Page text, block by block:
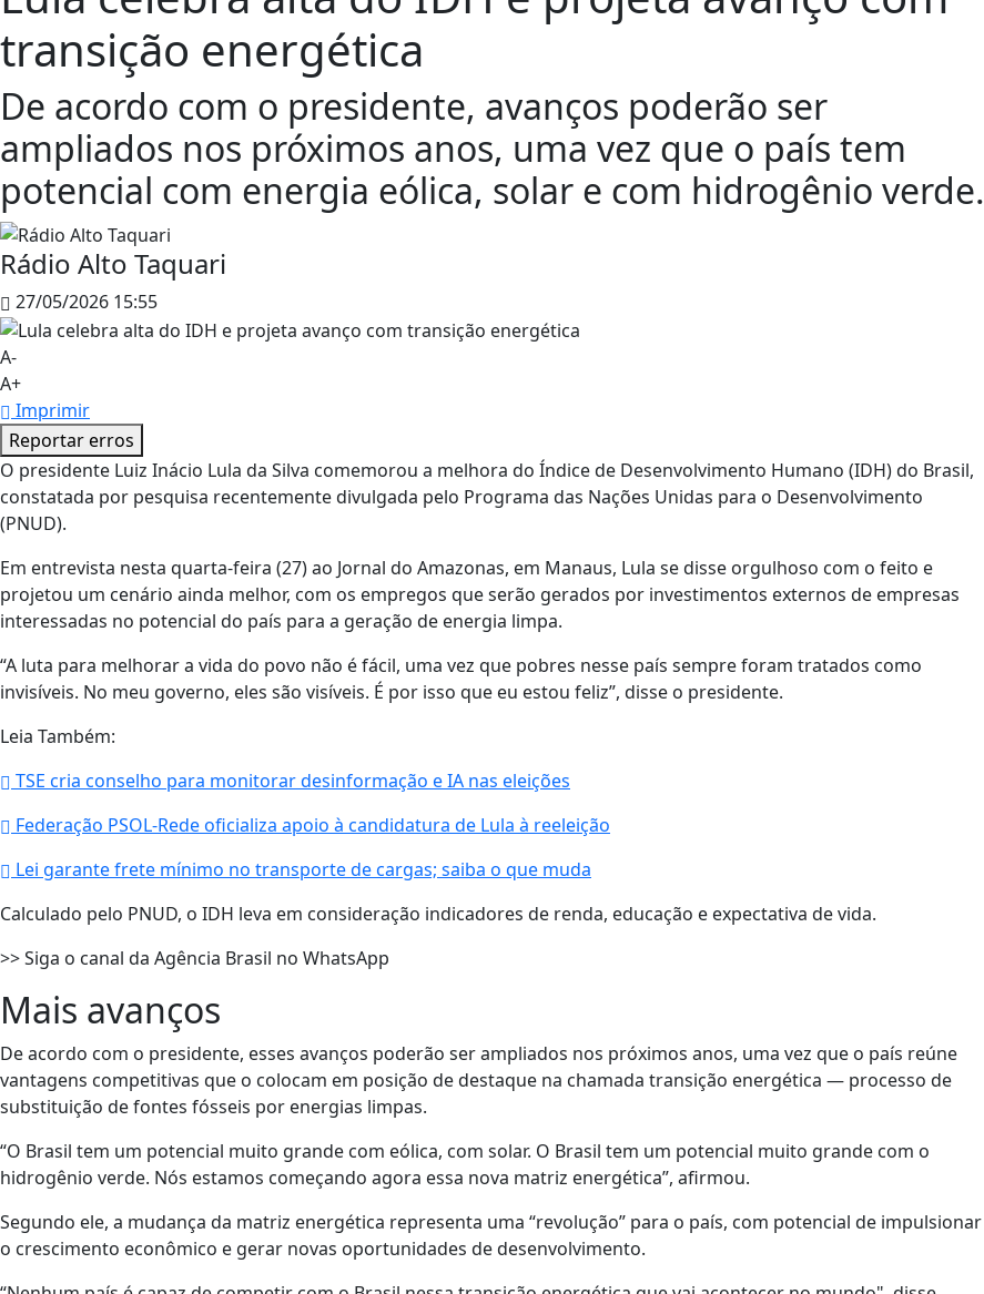
transição energética
De acordo com o presidente, avanços poderão ser
ampliados nos próximos anos, uma vez que o país tem
potencial com energia eólica, solar e com hidrogênio verde.
Rádio Alto Taquari
27/05/2026 15:55
A-
A+
Imprimir
Reportar erros
O presidente Luiz Inácio Lula da Silva comemorou a melhora do Índice de Desenvolvimento Humano (IDH) do Brasil,
constatada por pesquisa recentemente divulgada pelo Programa das Nações Unidas para o Desenvolvimento
(PNUD).
Em entrevista nesta quarta-feira (27) ao Jornal do Amazonas, em Manaus, Lula se disse orgulhoso com o feito e
projetou um cenário ainda melhor, com os empregos que serão gerados por investimentos externos de empresas
interessadas no potencial do país para a geração de energia limpa.
“A luta para melhorar a vida do povo não é fácil, uma vez que pobres nesse país sempre foram tratados como
invisíveis. No meu governo, eles são visíveis. É por isso que eu estou feliz”, disse o presidente.
Leia Também:
TSE cria conselho para monitorar desinformação e IA nas eleições
Federação PSOL-Rede oficializa apoio à candidatura de Lula à reeleição
Lei garante frete mínimo no transporte de cargas; saiba o que muda
Calculado pelo PNUD, o IDH leva em consideração indicadores de renda, educação e expectativa de vida.
>> Siga o canal da Agência Brasil no WhatsApp
Mais avanços
De acordo com o presidente, esses avanços poderão ser ampliados nos próximos anos, uma vez que o país reúne
vantagens competitivas que o colocam em posição de destaque na chamada transição energética — processo de
substituição de fontes fósseis por energias limpas.
“O Brasil tem um potencial muito grande com eólica, com solar. O Brasil tem um potencial muito grande com o
hidrogênio verde. Nós estamos começando agora essa nova matriz energética”, afirmou.
Segundo ele, a mudança da matriz energética representa uma “revolução” para o país, com potencial de impulsionar
o crescimento econômico e gerar novas oportunidades de desenvolvimento.